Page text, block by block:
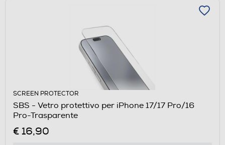
SCREEN PROTECTOR
SBS - Vetro protettivo per iPhone 17/17 Pro/16
Pro-Trasparente
€ 16,90